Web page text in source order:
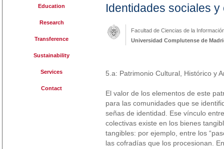
Education
Research
Transference
Sustainability
Services
Contact
Identidades sociales
Facultad de Ciencias de la
Universidad Complutense de
5.a: Patrimonio Cultural, Histórico y
El valor de los elementos de este
para las comunidades que se
señas de identidad. Ese vínculo
colectivas existe en los bienes
tangibles: por ejemplo, entre los
las cofradías que los procesionan.